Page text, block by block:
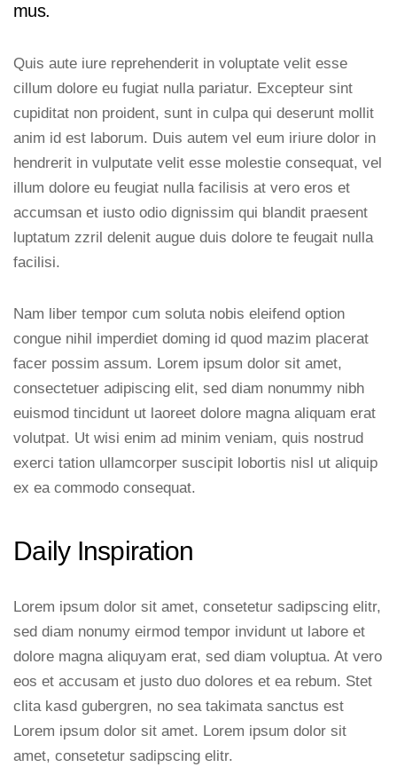
mus.
Quis aute iure reprehenderit in voluptate velit esse
cillum dolore eu fugiat nulla pariatur. Excepteur sint
cupiditat non proident, sunt in culpa qui deserunt mollit
anim id est laborum. Duis autem vel eum iriure dolor in
hendrerit in vulputate velit esse molestie consequat, vel
illum dolore eu feugiat nulla facilisis at vero eros et
accumsan et iusto odio dignissim qui blandit praesent
luptatum zzril delenit augue duis dolore te feugait nulla
facilisi.
Nam liber tempor cum soluta nobis eleifend option
congue nihil imperdiet doming id quod mazim placerat
facer possim assum. Lorem ipsum dolor sit amet,
consectetuer adipiscing elit, sed diam nonummy nibh
euismod tincidunt ut laoreet dolore magna aliquam erat
volutpat. Ut wisi enim ad minim veniam, quis nostrud
exerci tation ullamcorper suscipit lobortis nisl ut aliquip
ex ea commodo consequat.
Daily Inspiration
Lorem ipsum dolor sit amet, consetetur sadipscing elitr,
sed diam nonumy eirmod tempor invidunt ut labore et
dolore magna aliquyam erat, sed diam voluptua. At vero
eos et accusam et justo duo dolores et ea rebum. Stet
clita kasd gubergren, no sea takimata sanctus est
Lorem ipsum dolor sit amet. Lorem ipsum dolor sit
amet, consetetur sadipscing elitr.